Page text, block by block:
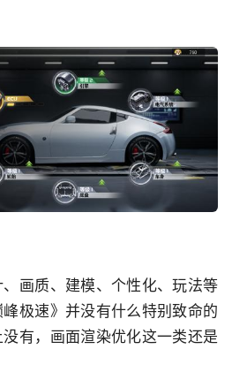
画质、建模、个性化、玩法等
极速》并没有什么特别致命的
有，画面渲染优化这一类还是